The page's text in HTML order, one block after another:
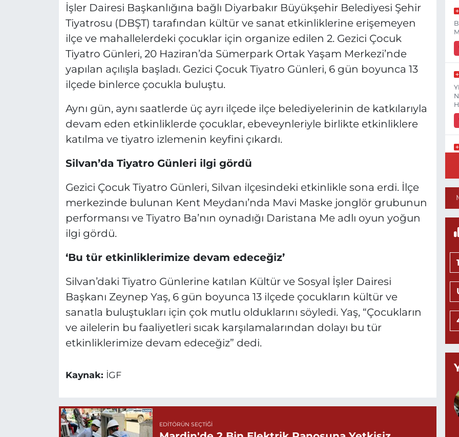
İşler Dairesi Başkanlığına bağlı Diyarbakır Büyükşehir Belediyesi Şehir
Tiyatrosu (DBŞT) tarafından kültür ve sanat etkinliklerine erişemeyen
ilçe ve mahallelerdeki çocuklar için organize edilen 2. Gezici Çocuk
Tiyatro Günleri, 20 Haziran’da Sümerpark Ortak Yaşam Merkezi’nde
yapılan açılışla başladı. Gezici Çocuk Tiyatro Günleri, 6 gün boyunca 13
ilçede binlerce çocukla buluştu.
Aynı gün, aynı saatlerde üç ayrı ilçede ilçe belediyelerinin de katkılarıyla
devam eden etkinliklerde çocuklar, ebeveynleriyle birlikte etkinliklere
katılma ve tiyatro izlemenin keyfini çıkardı.
Silvan’da Tiyatro Günleri ilgi gördü
Gezici Çocuk Tiyatro Günleri, Silvan ilçesindeki etkinlikle sona erdi. İlçe
merkezinde bulunan Kent Meydanı’nda Mavi Maske jonglör grubunun
performansı ve Tiyatro Ba’nın oynadığı Daristana Me adlı oyun yoğun
ilgi gördü.
‘Bu tür etkinliklerimize devam edeceğiz’
Silvan’daki Tiyatro Günlerine katılan Kültür ve Sosyal İşler Dairesi
Başkanı Zeynep Yaş, 6 gün boyunca 13 ilçede çocukların kültür ve
sanatla buluştukları için çok mutlu olduklarını söyledi. Yaş, “Çocukların
ve ailelerin bu faaliyetleri sıcak karşılamalarından dolayı bu tür
etkinliklerimize devam edeceğiz” dedi.
Kaynak: İGF
EDITÖRÜN SEÇTIĞI